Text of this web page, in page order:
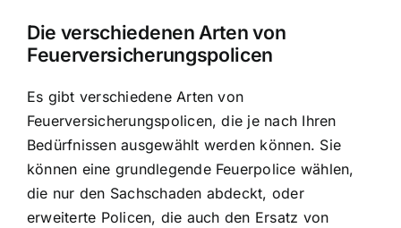
Die verschiedenen Arten von
Feuerversicherungspolicen
Es gibt verschiedene Arten von
Feuerversicherungspolicen, die je nach Ihren
Bedürfnissen ausgewählt werden können. Sie
können eine grundlegende Feuerpolice wählen,
die nur den Sachschaden abdeckt, oder
erweiterte Policen, die auch den Ersatz von